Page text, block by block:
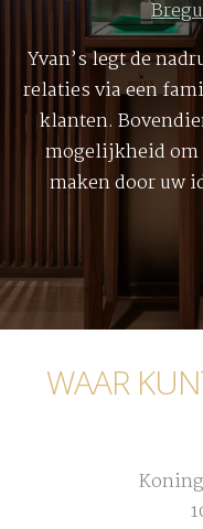
Yvan’s legt de
relaties via een
klanten.
mogelijkheid om
maken door uw
WAAR